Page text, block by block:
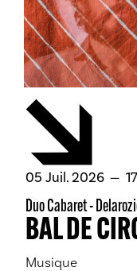
Duo Cabaret -
BAL DE
Musique
05 juillet
Juil. 2026